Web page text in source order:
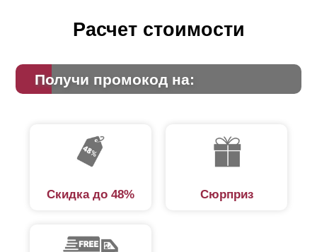
Расчет стоимости
Получи промокод на:
Скидка до 48% Сюрприз